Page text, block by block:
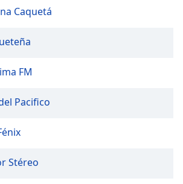
Caquetá
FM
Pacifico
Stéreo